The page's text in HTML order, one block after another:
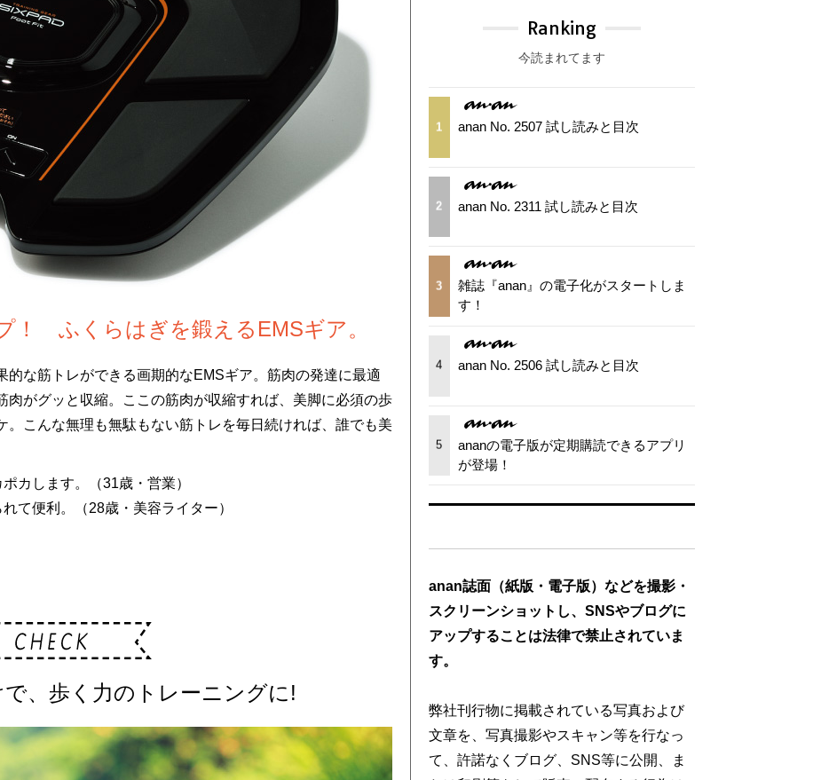
！ ふくらはぎを鍛えるEMSギア。
な筋トレができる画期的なEMSギア。筋肉の発達に最適
がグッと収縮。ここの筋肉が収縮すれば、美脚に必須の歩
こんな無理も無駄もない筋トレを毎日続ければ、誰でも美
カします。（31歳・営業）
て便利。（28歳・美容ライター）
、歩く力のトレーニングに!
Ranking
今読まれてます
1 anan No. 2507 試し読みと目次
2 anan No. 2311 試し読みと目次
3
雑誌『anan』の電子化がスタートしま
す！
4 anan No. 2506 試し読みと目次
5
ananの電子版が定期購読できるアプリ
が登場！
anan誌面（紙版・電子版）などを撮影・
スクリーンショットし、SNSやブログに
アップすることは法律で禁止されていま
す。
弊社刊行物に掲載されている写真および
文章を、写真撮影やスキャン等を行なっ
て、許諾なくブログ、SNS等に公開、ま